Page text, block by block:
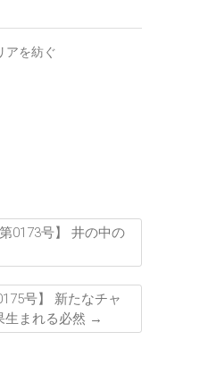
アを紡ぐ
0173号】 井の中の
号】 新たなチャ
生まれる必然 →